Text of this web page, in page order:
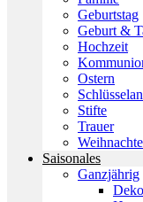
Geburtstag
Geburt &
Hochzeit
Ostern
Stifte
Trauer
Saisonales
Ganzjährig
Deko